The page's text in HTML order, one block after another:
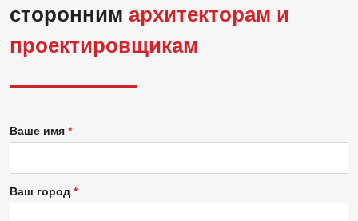
сторонним архитекторам и
проектировщикам
Ваше имя
Ваш город